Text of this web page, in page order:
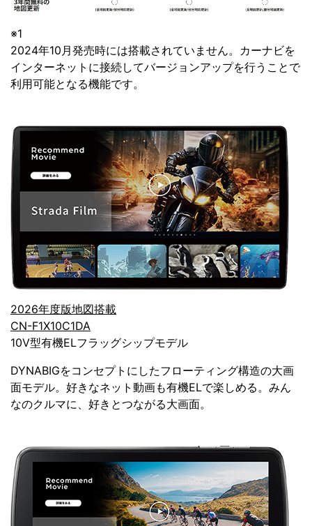
※1
2024年10月発売時には搭載されていません。カーナビを
インターネットに接続してバージョンアップを行うことで
利用可能となる機能です。
2026年度版地図搭載
CN-F1X10C1DA
10V型有機ELフラッグシップモデル
DYNABIGをコンセプトにしたフローティング構造の大画
面モデル。好きなネット動画も有機ELで楽しめる。みん
なのクルマに、好きとつながる大画面。